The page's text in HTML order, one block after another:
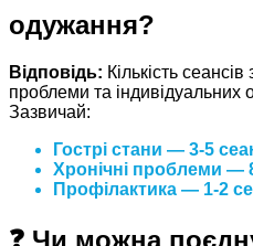
одужання?
Відповідь: Кількість
проблеми та індивідуальних
Зазвичай:
Гострі стани — 3-5
Хронічні проблеми —
Профілактика — 1-2